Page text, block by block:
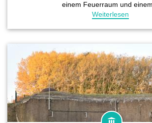
einem Feuerraum und
Weiterlesen